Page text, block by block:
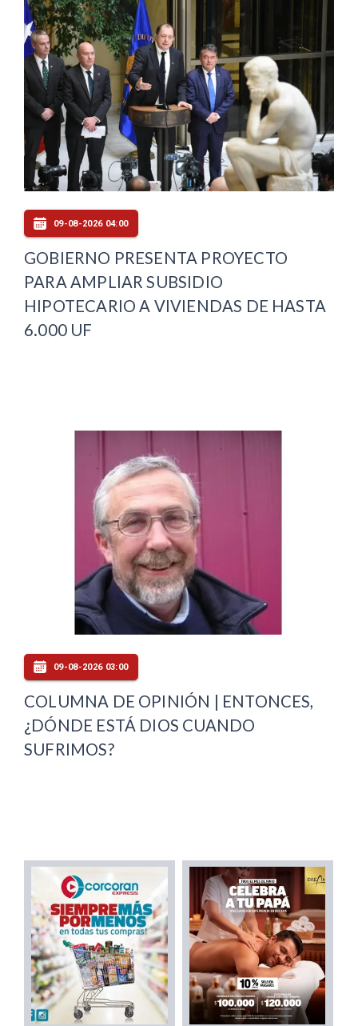
09-08-2026 04:00
GOBIERNO PRESENTA PROYECTO
PARA AMPLIAR SUBSIDIO
HIPOTECARIO A VIVIENDAS DE HASTA
6.000 UF
09-08-2026 03:00
COLUMNA DE OPINIÓN | ENTONCES,
¿DÓNDE ESTÁ DIOS CUANDO
SUFRIMOS?